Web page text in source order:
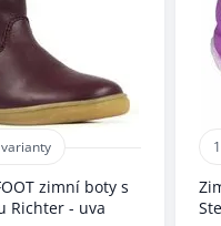
zimní boty s
Richter - uva